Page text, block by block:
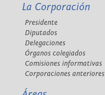
La Corporación
Presidente
Diputados
Delegaciones
Órganos colegiados
Comisiones informativas
Corporaciones anteriores